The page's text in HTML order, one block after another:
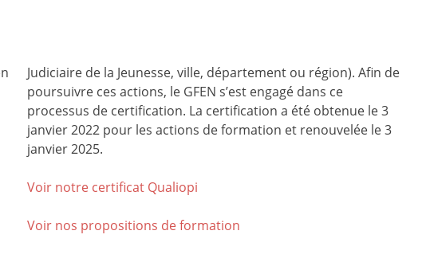
Judiciaire de la Jeunesse, ville, département ou région). Afin de
poursuivre ces actions, le GFEN s’est engagé dans ce
processus de certification. La certification a été obtenue le 3
janvier 2022 pour les actions de formation et renouvelée le 3
janvier 2025.
Voir notre certificat Qualiopi
Voir nos propositions de formation